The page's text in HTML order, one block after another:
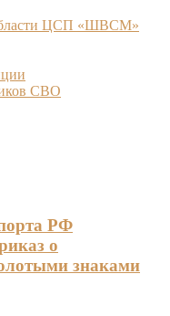
ЦСП «ШВСМ»
СВО
РФ
о
знаками